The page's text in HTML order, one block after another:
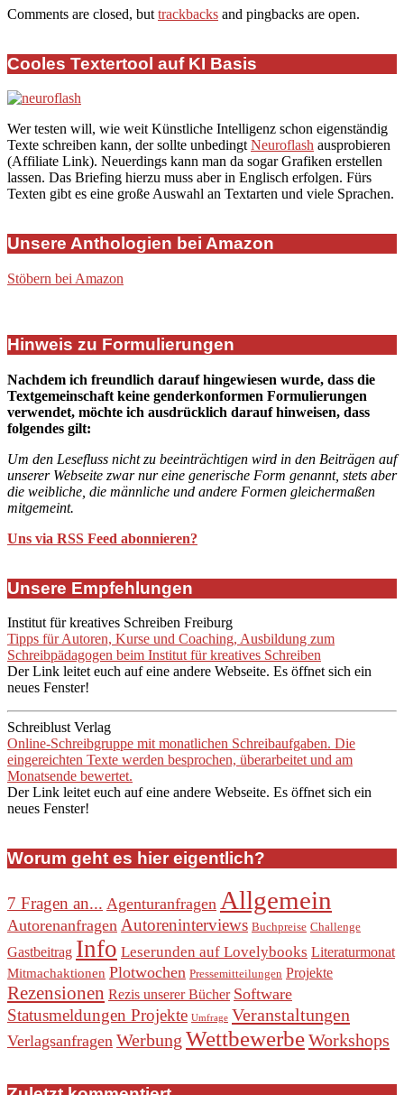
Comments are closed, but trackbacks and pingbacks are open.
Cooles Textertool auf KI Basis
Wer testen will, wie weit Künstliche Intelligenz schon eigenständig
Texte schreiben kann, der sollte unbedingt Neuroflash ausprobieren
(Affiliate Link). Neuerdings kann man da sogar Grafiken erstellen
lassen. Das Briefing hierzu muss aber in Englisch erfolgen. Fürs
Texten gibt es eine große Auswahl an Textarten und viele Sprachen.
Unsere Anthologien bei Amazon
Stöbern bei Amazon
Hinweis zu Formulierungen
Nachdem ich freundlich darauf hingewiesen wurde, dass die
Textgemeinschaft keine genderkonformen Formulierungen
verwendet, möchte ich ausdrücklich darauf hinweisen, dass
folgendes gilt:
Um den Lesefluss nicht zu beeinträchtigen wird in den Beiträgen auf
unserer Webseite zwar nur eine generische Form genannt, stets aber
die weibliche, die männliche und andere Formen gleichermaßen
mitgemeint.
Uns via RSS Feed abonnieren?
Unsere Empfehlungen
Institut für kreatives Schreiben Freiburg
Tipps für Autoren, Kurse und Coaching, Ausbildung zum
Schreibpädagogen beim Institut für kreatives Schreiben
Der Link leitet euch auf eine andere Webseite. Es öffnet sich ein
neues Fenster!
Schreiblust Verlag
Online-Schreibgruppe mit monatlichen Schreibaufgaben. Die
eingereichten Texte werden besprochen, überarbeitet und am
Monatsende bewertet.
Der Link leitet euch auf eine andere Webseite. Es öffnet sich ein
neues Fenster!
Worum geht es hier eigentlich?
7 Fragen an... Agenturanfragen Allgemein
Autorenanfragen Autoreninterviews Buchpreise Challenge
Gastbeitrag Info Leserunden auf Lovelybooks Literaturmonat
Mitmachaktionen Plotwochen Pressemitteilungen Projekte
Rezensionen Rezis unserer Bücher Software
Statusmeldungen Projekte Umfrage Veranstaltungen
Verlagsanfragen Werbung WettbewerbeWorkshops